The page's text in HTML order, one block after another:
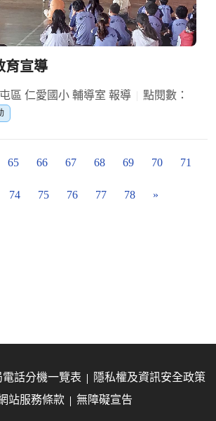
育宣導
區 仁愛國小 輔導室 報導
點閱數：
65 66 67 68 69 70 71
74 75 76 77 78 »
電話分機一覽表
隱私權及資訊安全政策
站服務條款
無障礙宣告